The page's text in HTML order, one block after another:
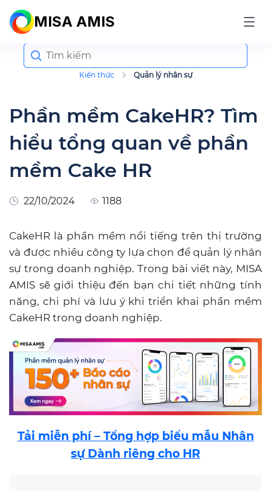
MISA AMIS
Kiến thức Quản lý nhân sự
Search
for:
Phần mềm CakeHR? Tìm
hiểu tổng quan về phần
mềm Cake HR
22/10/2024 1188
CakeHR là phần mềm nổi tiếng trên thị trường
và được nhiều công ty lựa chọn để quản lý nhân
sự trong doanh nghiệp. Trong bài viết này, MISA
AMIS sẽ giới thiệu đến bạn chi tiết những tính
năng, chi phí và lưu ý khi triển khai phần mềm
CakeHR trong doanh nghiệp.
Tải miễn phí – Tổng hợp biểu mẫu Nhân
sự Dành riêng cho HR